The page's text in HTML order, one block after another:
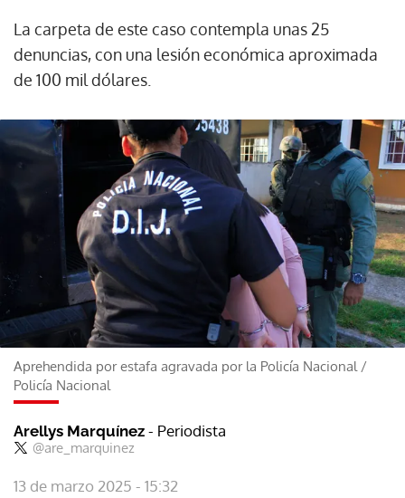
La carpeta de este caso contempla unas 25
denuncias, con una lesión económica aproximada
de 100 mil dólares.
Aprehendida por estafa agravada por la Policía Nacional /
Policía Nacional
Arellys Marquínez - Periodista
@are_marquinez
13 de marzo 2025 - 15:32